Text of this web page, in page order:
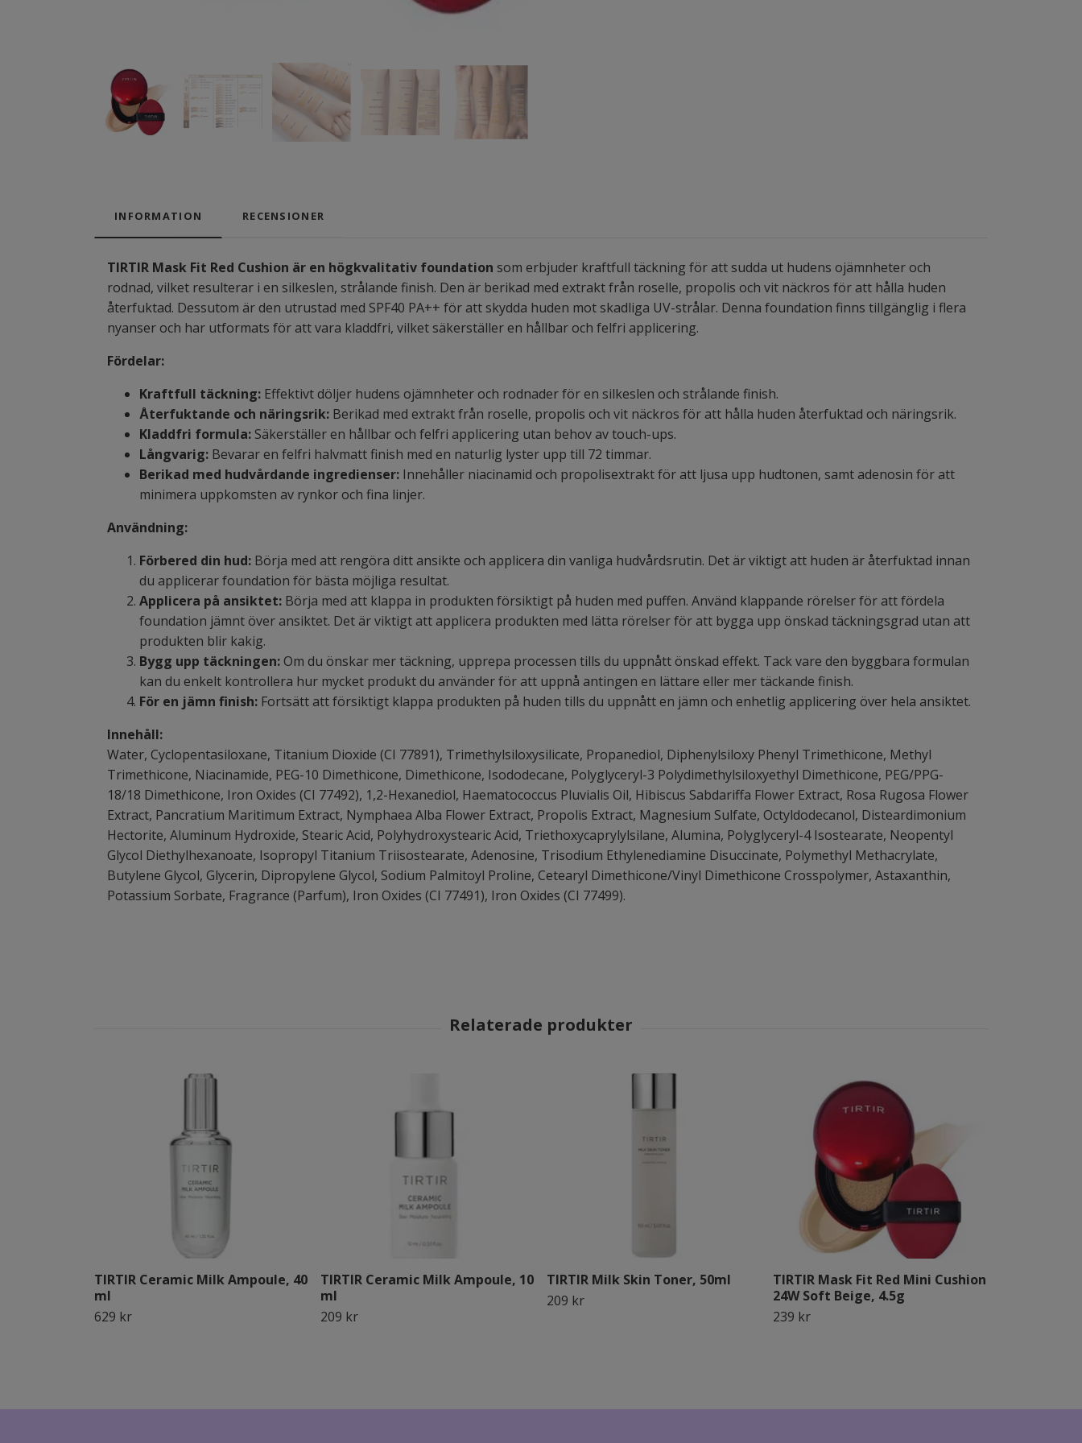
INFORMATION RECENSIONER
TIRTIR Mask Fit Red Cushion är en högkvalitativ foundation som erbjuder kraftfull täckning för att sudda ut hudens ojämnheter och
rodnad, vilket resulterar i en silkeslen, strålande finish. Den är berikad med extrakt från roselle, propolis och vit näckros för att hålla huden
återfuktad. Dessutom är den utrustad med SPF40 PA++ för att skydda huden mot skadliga UV-strålar. Denna foundation finns tillgänglig i flera
nyanser och har utformats för att vara kladdfri, vilket säkerställer en hållbar och felfri applicering.
Fördelar:
Kraftfull täckning: Effektivt döljer hudens ojämnheter och rodnader för en silkeslen och strålande finish.
Återfuktande och näringsrik: Berikad med extrakt från roselle, propolis och vit näckros för att hålla huden återfuktad och näringsrik.
Kladdfri formula: Säkerställer en hållbar och felfri applicering utan behov av touch-ups.
Långvarig: Bevarar en felfri halvmatt finish med en naturlig lyster upp till 72 timmar.
Berikad med hudvårdande ingredienser: Innehåller niacinamid och propolisextrakt för att ljusa upp hudtonen, samt adenosin för att
minimera uppkomsten av rynkor och fina linjer.
Användning:
Förbered din hud: Börja med att rengöra ditt ansikte och applicera din vanliga hudvårdsrutin. Det är viktigt att huden är återfuktad innan
du applicerar foundation för bästa möjliga resultat.
Applicera på ansiktet: Börja med att klappa in produkten försiktigt på huden med puffen. Använd klappande rörelser för att fördela
foundation jämnt över ansiktet. Det är viktigt att applicera produkten med lätta rörelser för att bygga upp önskad täckningsgrad utan att
produkten blir kakig.
Bygg upp täckningen:Om du önskar mer täckning, upprepa processen tills du uppnått önskad effekt. Tack vare den byggbara formulan
kan du enkelt kontrollera hur mycket produkt du använder för att uppnå antingen en lättare eller mer täckande finish.
För en jämn finish: Fortsätt att försiktigt klappa produkten på huden tills du uppnått en jämn och enhetlig applicering över hela ansiktet.
Innehåll:
Water, Cyclopentasiloxane, Titanium Dioxide (CI 77891), Trimethylsiloxysilicate, Propanediol, Diphenylsiloxy Phenyl Trimethicone, Methyl
Trimethicone, Niacinamide, PEG-10 Dimethicone, Dimethicone, Isododecane, Polyglyceryl-3 Polydimethylsiloxyethyl Dimethicone, PEG/PPG-
18/18 Dimethicone, Iron Oxides (CI 77492), 1,2-Hexanediol, Haematococcus Pluvialis Oil, Hibiscus Sabdariffa Flower Extract, Rosa Rugosa Flower
Extract, Pancratium Maritimum Extract, Nymphaea Alba Flower Extract, Propolis Extract, Magnesium Sulfate, Octyldodecanol, Disteardimonium
Hectorite, Aluminum Hydroxide, Stearic Acid, Polyhydroxystearic Acid, Triethoxycaprylylsilane, Alumina, Polyglyceryl-4 Isostearate, Neopentyl
Glycol Diethylhexanoate, Isopropyl Titanium Triisostearate, Adenosine, Trisodium Ethylenediamine Disuccinate, Polymethyl Methacrylate,
Butylene Glycol, Glycerin, Dipropylene Glycol, Sodium Palmitoyl Proline, Cetearyl Dimethicone/Vinyl Dimethicone Crosspolymer, Astaxanthin,
Potassium Sorbate, Fragrance (Parfum), Iron Oxides (CI 77491), Iron Oxides (CI 77499).
TIRTIR Ceramic Milk Ampoule, 40
ml
629 kr
TIRTIR Ceramic Milk Ampoule, 10
ml
209 kr
TIRTIR Milk Skin Toner, 50ml
209 kr
TIRTIR Mask Fit Red Mini Cushion
24W Soft Beige, 4.5g
239 kr